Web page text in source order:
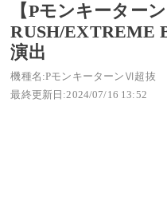
【Pモンキーター
RUSH/EXTREME
演出
機種名:PモンキーターンⅥ超抜
最終更新日:2024/07/16 13:52